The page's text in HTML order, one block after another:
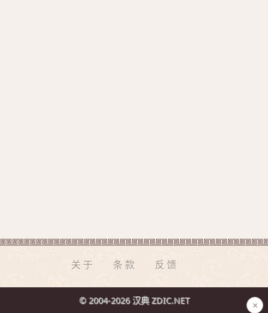
关于 条款 反馈
© 2004-2026 汉典 ZDIC.NET ×